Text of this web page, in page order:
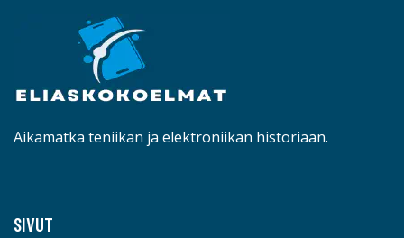
Aikamatka teniikan ja elektroniikan historiaan.
SIVUT